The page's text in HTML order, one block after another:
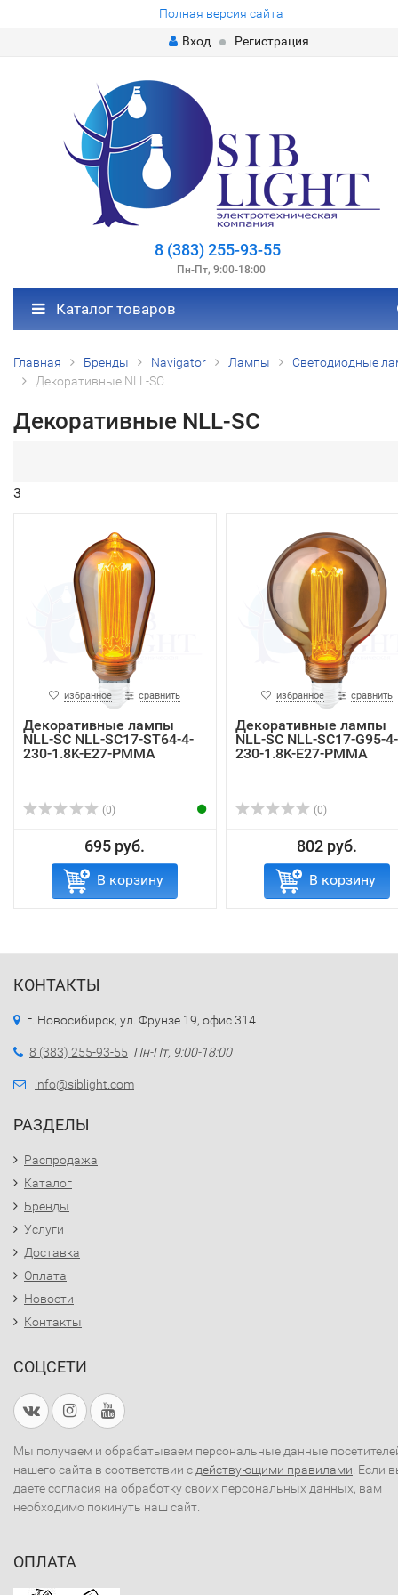
Полная версия сайта
Вход
Регистрация
8 (383) 255-93-55
Пн-Пт, 9:00-18:00
Каталог товаров
Главная Бренды Navigator Лампы
Светодиодные
Декоративные NLL-SC
Декоративные NLL-SC
3
избранное сравнить
Декоративные лампы
NLL-SC NLL-SC17-ST64-4-
230-1.8K-E27-PMMA
(0)
695 руб.
В корзину
избранное сравнить
Декоративные лампы
NLL-SC NLL-SC17-G95-4-
230-1.8K-E27-PMMA
(0)
802 руб.
В корзину
КОНТАКТЫ
г. Новосибирск, ул. Фрунзе 19, офис 314
8 (383) 255-93-55 Пн-Пт, 9:00-18:00
info@siblight.com
РАЗДЕЛЫ
Распродажа
Каталог
Бренды
Услуги
Доставка
Оплата
Новости
Контакты
СОЦСЕТИ
Мы получаем и обрабатываем персональные данные
нашего сайта в соответствии с действующими правилами . Если
даете согласия на обработку своих персональных данных, вам
необходимо покинуть наш сайт.
ОПЛАТА